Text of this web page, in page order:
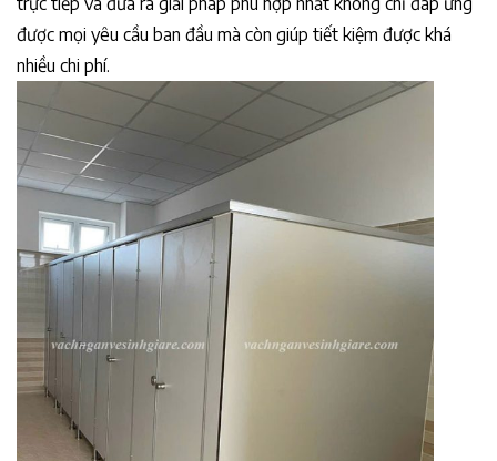
được mọi yêu cầu ban đầu mà còn giúp tiết kiệm được khá
nhiều chi phí.